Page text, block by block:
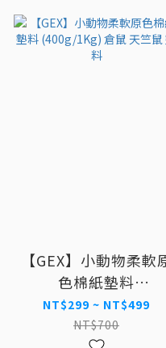
【GEX】小動物柔軟
色棉紙墊料
(400g/1Kg) 倉鼠 天
竺鼠 墊料
NT$299 ~ NT$499
NT$700